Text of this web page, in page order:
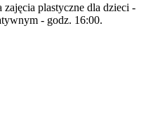
plastyczne dla dzieci -
- godz. 16:00.